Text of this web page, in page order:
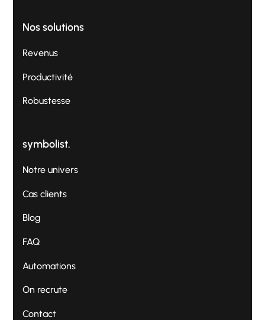
Nos solutions
Revenus
Productivité
Robustesse
symbolist.
Notre univers
Cas clients
Blog
FAQ
Automations
On recrute
Contact